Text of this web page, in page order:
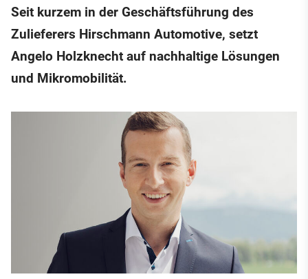
Seit kurzem in der Geschäftsführung des
Zulieferers Hirschmann Automotive, setzt
Angelo Holzknecht auf nachhaltige Lösungen
und Mikromobilität.